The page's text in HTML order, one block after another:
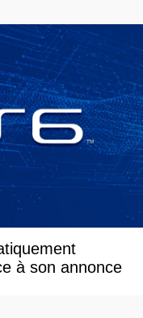
à son annonce